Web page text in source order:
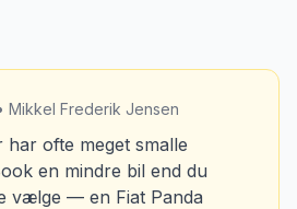
Mikkel Frederik Jensen
ofte meget smalle
en mindre bil end du
vælge — en Fiat Panda